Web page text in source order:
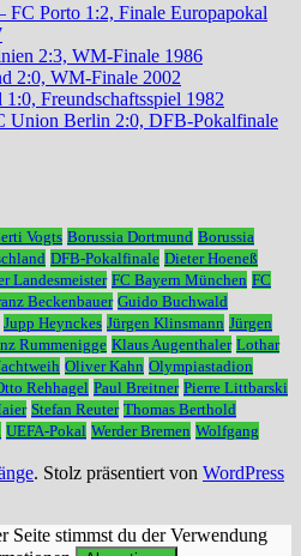
Porto 1:2, Finale Europapokal
2:3, WM-Finale 1986
2:0, WM-Finale 2002
Freundschaftsspiel 1982
Union Berlin 2:0, DFB-Pokalfinale
Vogts Borussia Dortmund Borussia
DFB-Pokalfinale Dieter Hoeneß
Landesmeister FC Bayern München FC
Beckenbauer Guido Buchwald
Jupp Heynckes Jürgen Klinsmann Jürgen
Rummenigge Klaus Augenthaler Lothar
Oliver Kahn Olympiastadion
Rehhagel Paul Breitner Pierre Littbarski
Stefan Reuter Thomas Berthold
UEFA-Pokal Werder Bremen Wolfgang
. Stolz präsentiert von WordPress
Seite stimmst du der Verwendung